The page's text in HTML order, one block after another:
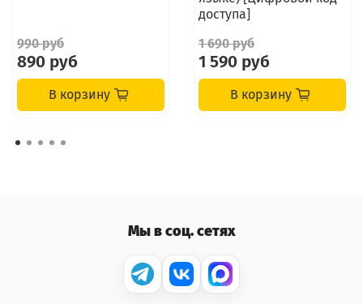
990 руб
890 руб
В корзину
доступа]
1 690 руб
1 590 руб
В корзину
Мы в соц. сетях